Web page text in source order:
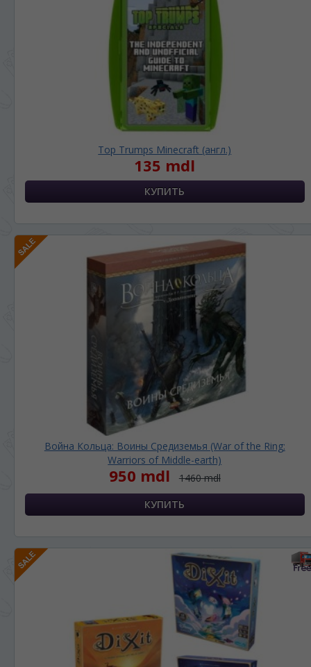
Top Trumps Minecraft (англ.)
135 mdl
Война Кольца: Воины Средиземья (War of the Ring:
Warriors of Middle-earth)
950 mdl 1460 mdl
ЯЗЫК САЙТА / LIMBA SITE-ULUI
На каком языке Вы хотите
просматривать наш сайт?
În ce limbă ați dori să vedeți site-ul nostru?
Беспокоим Вас только один раз, далее
сохраним Ваш выбор языка.
Vă vom deranja doar o singură dată, apoi vă
vom salva alegerea limbii.
Если вы хотите переключить язык
сайта, то это можно всегда сделать в
правом верхнем углу страницы.
Dacă doriți să schimbați limba site-ului, puteți
al paginii.
RU